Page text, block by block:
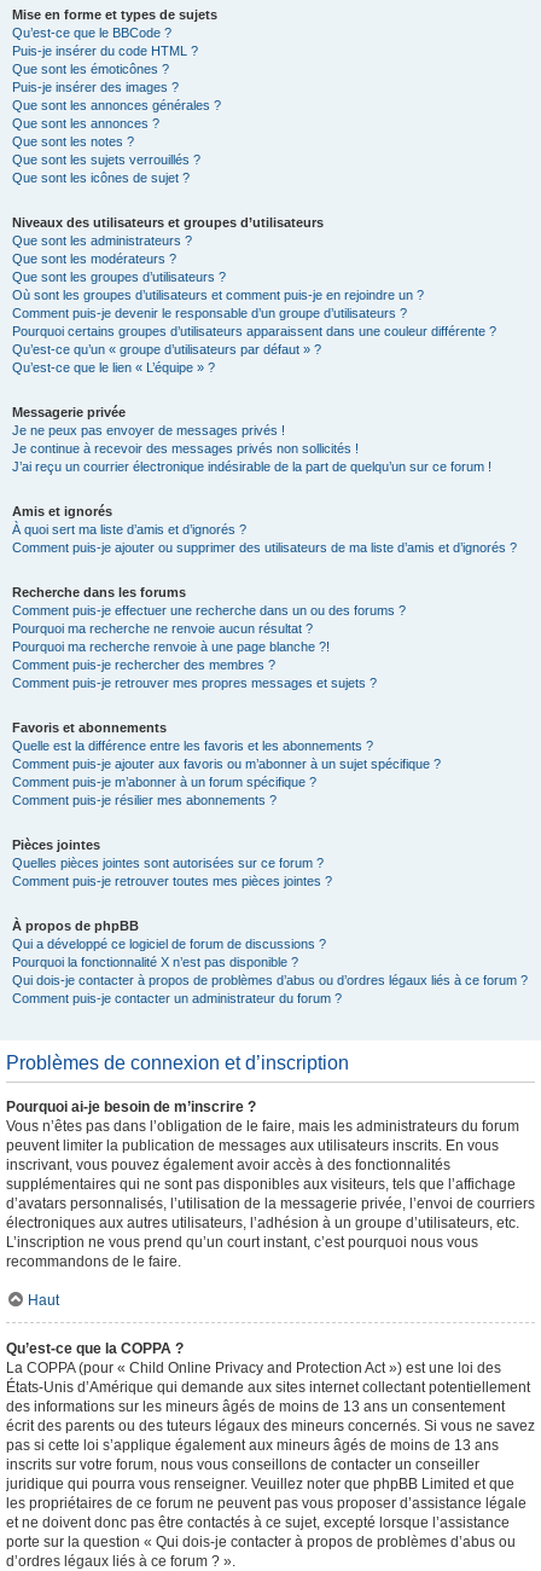
Mise en forme et types de sujets
Qu’est-ce que le BBCode ?
Puis-je insérer du code HTML ?
Que sont les émoticônes ?
Puis-je insérer des images ?
Que sont les annonces générales ?
Que sont les annonces ?
Que sont les notes ?
Que sont les sujets verrouillés ?
Que sont les icônes de sujet ?
Niveaux des utilisateurs et groupes d’utilisateurs
Que sont les administrateurs ?
Que sont les modérateurs ?
Que sont les groupes d’utilisateurs ?
Où sont les groupes d’utilisateurs et comment puis-je en rejoindre un ?
Comment puis-je devenir le responsable d’un groupe d’utilisateurs ?
Pourquoi certains groupes d’utilisateurs apparaissent dans une couleur différente ?
Qu’est-ce qu’un « groupe d’utilisateurs par défaut » ?
Qu’est-ce que le lien « L’équipe » ?
Messagerie privée
Je ne peux pas envoyer de messages privés !
Je continue à recevoir des messages privés non sollicités !
J’ai reçu un courrier électronique indésirable de la part de quelqu’un sur ce forum !
Amis et ignorés
À quoi sert ma liste d’amis et d’ignorés ?
Comment puis-je ajouter ou supprimer des utilisateurs de ma liste d’amis et d’ignorés ?
Recherche dans les forums
Comment puis-je effectuer une recherche dans un ou des forums ?
Pourquoi ma recherche ne renvoie aucun résultat ?
Pourquoi ma recherche renvoie à une page blanche ?!
Comment puis-je rechercher des membres ?
Comment puis-je retrouver mes propres messages et sujets ?
Favoris et abonnements
Quelle est la différence entre les favoris et les abonnements ?
Comment puis-je ajouter aux favoris ou m’abonner à un sujet spécifique ?
Comment puis-je m’abonner à un forum spécifique ?
Comment puis-je résilier mes abonnements ?
Pièces jointes
Quelles pièces jointes sont autorisées sur ce forum ?
Comment puis-je retrouver toutes mes pièces jointes ?
À propos de phpBB
Qui a développé ce logiciel de forum de discussions ?
Pourquoi la fonctionnalité X n’est pas disponible ?
Qui dois-je contacter à propos de problèmes d’abus ou d’ordres légaux liés à ce forum ?
Comment puis-je contacter un administrateur du forum ?
Problèmes de connexion et d’inscription
Pourquoi ai-je besoin de m’inscrire ?
Vous n’êtes pas dans l’obligation de le faire, mais les administrateurs du forum
peuvent limiter la publication de messages aux utilisateurs inscrits. En vous
inscrivant, vous pouvez également avoir accès à des fonctionnalités
supplémentaires qui ne sont pas disponibles aux visiteurs, tels que l’affichage
d’avatars personnalisés, l’utilisation de la messagerie privée, l’envoi de courriers
électroniques aux autres utilisateurs, l’adhésion à un groupe d’utilisateurs, etc.
L’inscription ne vous prend qu’un court instant, c’est pourquoi nous vous
recommandons de le faire.
Haut
Qu’est-ce que la COPPA ?
La COPPA (pour « Child Online Privacy and Protection Act ») est une loi des
États-Unis d’Amérique qui demande aux sites internet collectant potentiellement
des informations sur les mineurs âgés de moins de 13 ans un consentement
écrit des parents ou des tuteurs légaux des mineurs concernés. Si vous ne savez
pas si cette loi s’applique également aux mineurs âgés de moins de 13 ans
inscrits sur votre forum, nous vous conseillons de contacter un conseiller
juridique qui pourra vous renseigner. Veuillez noter que phpBB Limited et que
les propriétaires de ce forum ne peuvent pas vous proposer d’assistance légale
et ne doivent donc pas être contactés à ce sujet, excepté lorsque l’assistance
porte sur la question « Qui dois-je contacter à propos de problèmes d’abus ou
d’ordres légaux liés à ce forum ? ».